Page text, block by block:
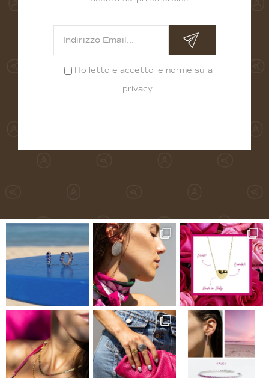
Ho letto e accetto le norme sulla
privacy.